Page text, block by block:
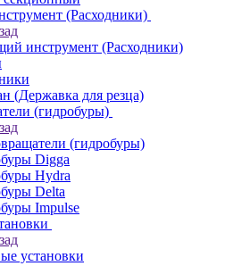
(Расходники)
инструмент (Расходники)
(Державка для резца)
(гидробуры)
(гидробуры)
Digga
Hydra
Delta
Impulse
установки